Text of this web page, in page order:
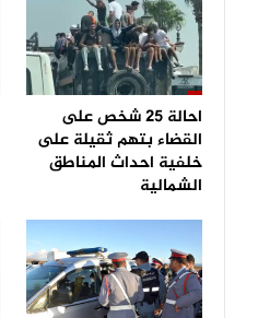
احالة 25 شخص على
القضاء بتهم ثقيلة على
خلفية احداث المناطق
الشمالية